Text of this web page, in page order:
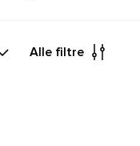
Alle filtre